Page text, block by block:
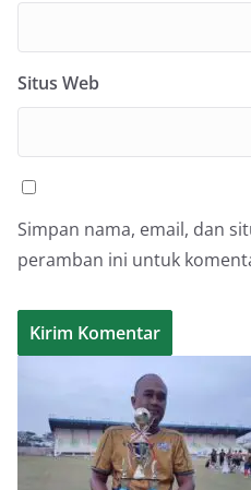
Situs Web
Simpan nama, email, dan
peramban ini untuk